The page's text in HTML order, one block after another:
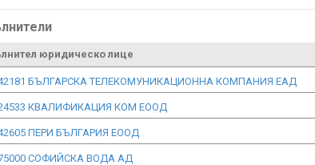
юридическо лице
БЪЛГАРСКА ТЕЛЕКОМУНИКАЦИОННА КОМПАНИЯ ЕАД
КВАЛИФИКАЦИЯ КОМ ЕООД
ПЕРИ БЪЛГАРИЯ ЕООД
СОФИЙСКА ВОДА АД